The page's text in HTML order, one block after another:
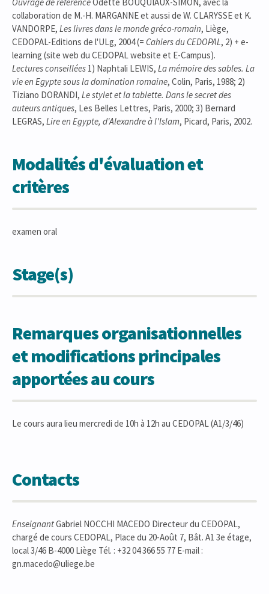
collaboration de M.-H. MARGANNE et aussi de W. CLARYSSE et K.
VANDORPE, Les livres dans le monde gréco-romain, Liège,
CEDOPAL-Editions de l'ULg, 2004 (= Cahiers du CEDOPAL, 2) + e-
learning (site web du CEDOPAL website et E-Campus).
Lectures conseillées 1) Naphtali LEWIS, La mémoire des sables. La
vie en Egypte sous la domination romaine, Colin, Paris, 1988; 2)
Tiziano DORANDI, Le stylet et la tablette. Dans le secret des
auteurs antiques, Les Belles Lettres, Paris, 2000; 3) Bernard
LEGRAS, Lire en Egypte, d'Alexandre à l'Islam, Picard, Paris, 2002.
Modalités d'évaluation et
critères
examen oral
Stage(s)
Remarques organisationnelles
et modifications principales
apportées au cours
Le cours aura lieu mercredi de 10h à 12h au CEDOPAL (A1/3/46)
Contacts
EnseignantGabriel NOCCHI MACEDO Directeur du CEDOPAL,
chargé de cours CEDOPAL, Place du 20-Août 7, Bât. A1 3e étage,
local 3/46 B-4000 Liège Tél. : +32 04 366 55 77 E-mail :
gn.macedo@uliege.be